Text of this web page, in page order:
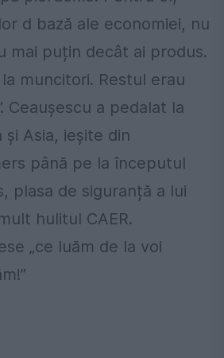
d bază ale economiei, nu
mai puțin decât ai produs.
muncitori. Restul erau
Ceaușescu a pedalat la
Asia, ieșite din
până pe la începutul
plasa de siguranță a lui
hulitul CAER.
„ce luăm de la voi